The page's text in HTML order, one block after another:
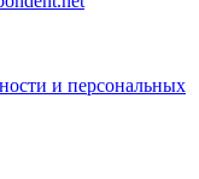
и персональных